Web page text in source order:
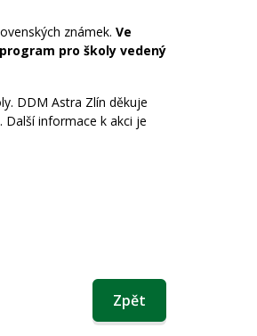
známek. Ve
pro školy vedený
DDM Astra Zlín děkuje
informace k akci je
Zpět